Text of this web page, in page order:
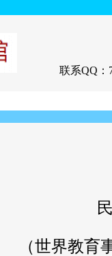
联系QQ：
（世界教育